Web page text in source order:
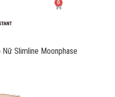
0
Slimline Moonphase